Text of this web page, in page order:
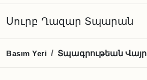
Սուրբ Ղազար Տպարան
Basım Yeri / Տպագրութեան Վայր